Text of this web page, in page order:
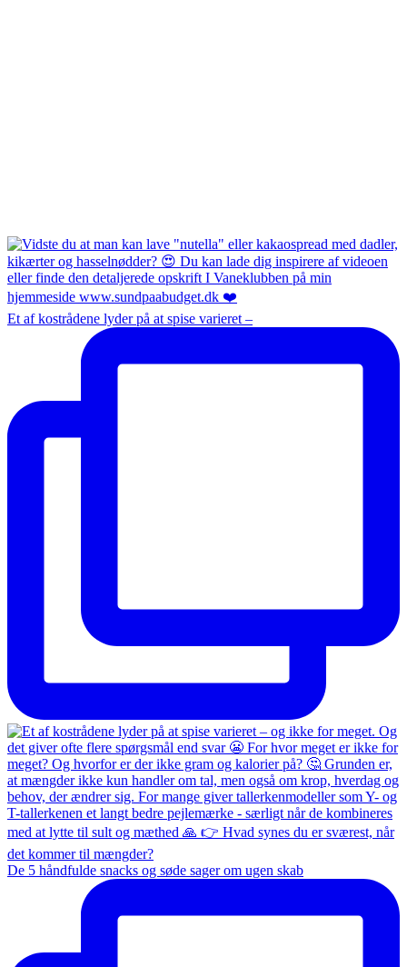
Et af kostrådene lyder på at spise varieret –
De 5 håndfulde snacks og søde sager om ugen skab